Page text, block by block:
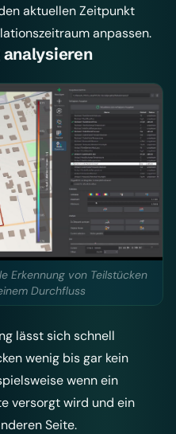
aktuellen Zeitpunkt
anpassen.
Erkennung von Teilstücken
Durchfluss
lässt sich schnell
wenig bis gar kein
wenn ein
versorgt wird und ein
Seite.